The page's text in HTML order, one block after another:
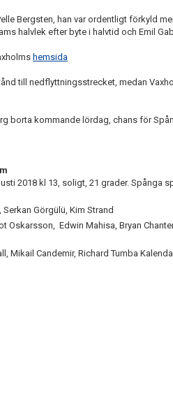
Bergsten, han var ordentligt förkyld
halvlek efter byte i halvtid och Emil
hemsida
till nedflyttningsstrecket, medan
borta kommande lördag, chans för
2018 kl 13, soligt, 21 grader. Spånga
Görgülü, Kim Strand
Oskarsson, Edwin Mahisa, Bryan
Mikail Candemir, Richard Tumba Kalenda